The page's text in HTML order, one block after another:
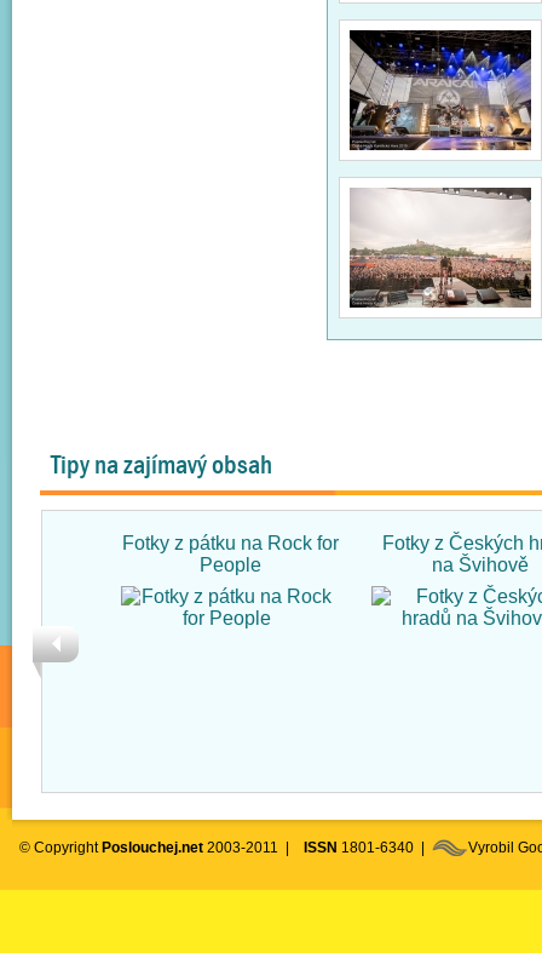
Tipy na zajímavý obsah
Fotky z pátku na Rock for
People
Fotky z Českých
na Švihově
© Copyright Poslouchej.net 2003-2011 | ISSN 1801-6340 | Vyrobil